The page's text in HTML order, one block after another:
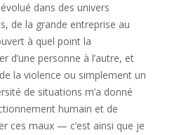
dans des univers
de la grande entreprise au
à quel point la
d’une personne à l’autre, et
la violence ou simplement un
de situations m’a donné
humain et de
ces maux — c’est ainsi que je